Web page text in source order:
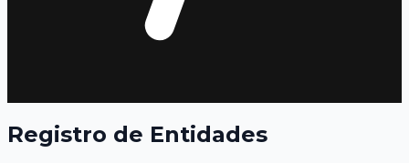
Registro de Entidades